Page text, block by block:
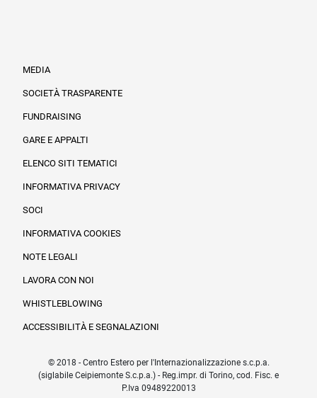
MEDIA
SOCIETÀ TRASPARENTE
FUNDRAISING
GARE E APPALTI
ELENCO SITI TEMATICI
INFORMATIVA PRIVACY
SOCI
INFORMATIVA COOKIES
NOTE LEGALI
LAVORA CON NOI
WHISTLEBLOWING
ACCESSIBILITÀ E SEGNALAZIONI
© 2018 - Centro Estero per l'Internazionalizzazione s.c.p.a.
(siglabile Ceipiemonte S.c.p.a.) - Reg.impr. di Torino, cod. Fisc. e
P.Iva 09489220013